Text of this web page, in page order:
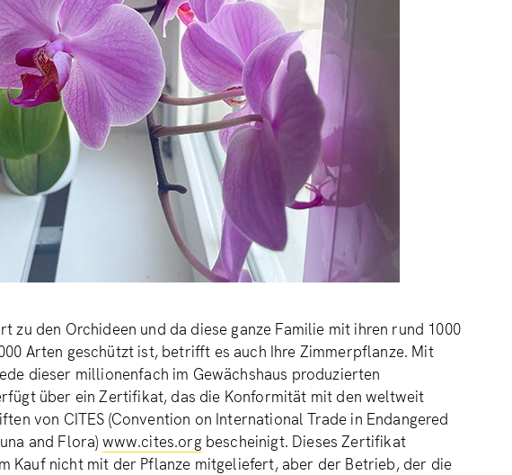
zu den Orchideen und da diese ganze Familie mit ihren rund 1000
Arten geschützt ist, betrifft es auch Ihre Zimmerpflanze. Mit
dieser millionenfach im Gewächshaus produzierten
über ein Zertifikat, das die Konformität mit den weltweit
von CITES (Convention on International Trade in Endangered
and Flora) www.cites.org bescheinigt. Dieses Zertifikat
Kauf nicht mit der Pflanze mitgeliefert, aber der Betrieb, der die